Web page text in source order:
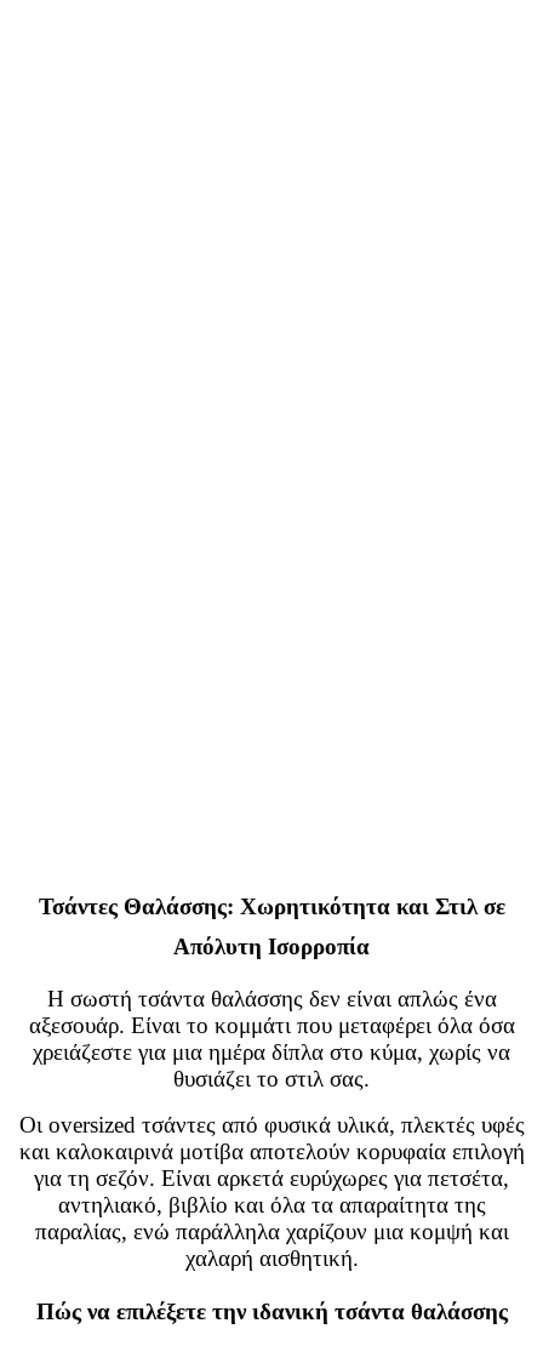
Τσάντες Θαλάσσης: Χωρητικότητα και Στιλ σε
Απόλυτη Ισορροπία
Η σωστή τσάντα θαλάσσης δεν είναι απλώς ένα
αξεσουάρ. Είναι το κομμάτι που μεταφέρει όλα όσα
χρειάζεστε για μια ημέρα δίπλα στο κύμα, χωρίς να
θυσιάζει το στιλ σας.
Οι oversized τσάντες από φυσικά υλικά, πλεκτές υφές
και καλοκαιρινά μοτίβα αποτελούν κορυφαία επιλογή
για τη σεζόν. Είναι αρκετά ευρύχωρες για πετσέτα,
αντηλιακό, βιβλίο και όλα τα απαραίτητα της
παραλίας, ενώ παράλληλα χαρίζουν μια κομψή και
χαλαρή αισθητική.
Πώς να επιλέξετε την ιδανική τσάντα θαλάσσης